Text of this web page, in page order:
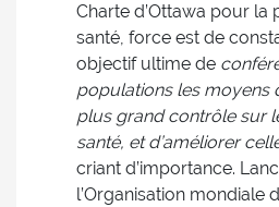
Charte d’Ottawa pour la
santé, force est de
objectif ultime de
populations les moyens
plus grand contrôle sur
santé, et d’améliorer
criant d’importance.
l’Organisation mondiale